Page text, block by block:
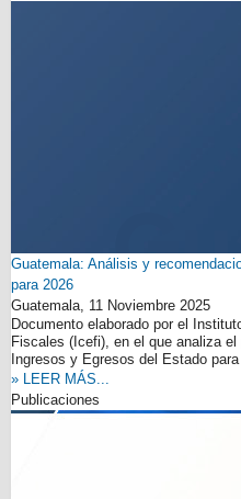
Guatemala: Análisis y
para 2026
Guatemala, 11 Noviembre 2025
Documento elaborado por el
Fiscales (Icefi), en el que analiza
Ingresos y Egresos del Estado
» LEER MÁS...
Publicaciones